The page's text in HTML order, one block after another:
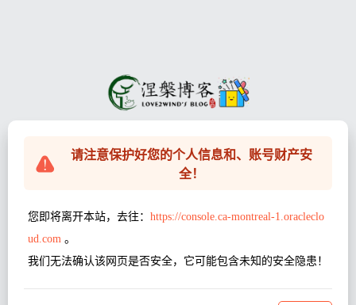
请注意保护好您的个人信息和、账号财产安
全！
您即将离开本站，去往： https://console.ca-montreal-1.oracleclo
ud.com 。
我们无法确认该网页是否安全，它可能包含未知的安全隐患！